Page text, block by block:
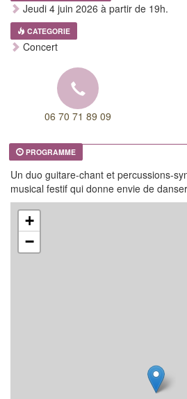
Jeudi 4 juin 2026 à partir de 19h.
CATEGORIE
Concert
06 70 71 89 09
PROGRAMME
Un duo guitare-chant et percussions-
musical festif qui donne envie de danser
+
−